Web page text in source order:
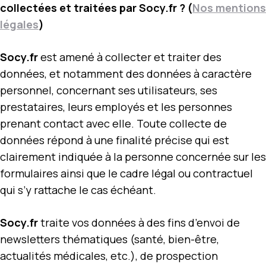
collectées et traitées par Socy.fr ? (Nos mentions
légales)
Socy.frest amené à collecter et traiter des
données, et notamment des données à caractère
personnel, concernant ses utilisateurs, ses
prestataires, leurs employés et les personnes
prenant contact avec elle. Toute collecte de
données répond à une finalité précise qui est
clairement indiquée à la personne concernée sur les
formulaires ainsi que le cadre légal ou contractuel
qui s’y rattache le cas échéant.
Socy.frtraite vos données à des fins d’envoi de
newsletters thématiques (santé, bien-être,
actualités médicales, etc.), de prospection